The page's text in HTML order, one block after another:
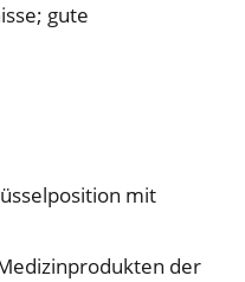
gute
mit
der